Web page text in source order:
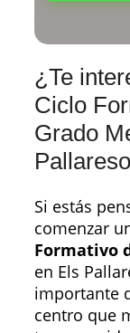
¿Te
Ciclo
Grado
Si estás
comenzar
Formativo
en Els
importante
centro que